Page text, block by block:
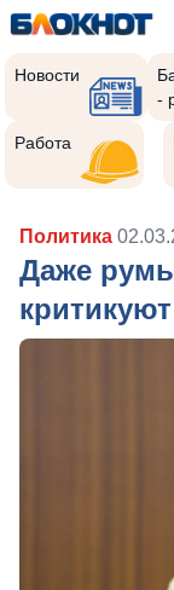
Новости
-
Работа
Политика
Даже